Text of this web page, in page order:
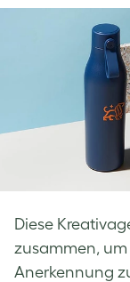
Diese
zusammen,
Anerkennung